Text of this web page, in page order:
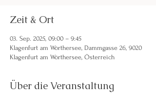
Zeit & Ort
03. Sep. 2025, 09:00 – 9:45
Klagenfurt am Wörthersee, Dammgasse 26, 9020
Klagenfurt am Wörthersee, Österreich
Über die Veranstaltung